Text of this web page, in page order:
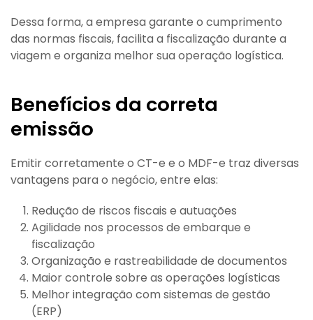
Dessa forma, a empresa garante o cumprimento
das normas fiscais, facilita a fiscalização durante a
viagem e organiza melhor sua operação logística.
Benefícios da correta
emissão
Emitir corretamente o CT-e e o MDF-e traz diversas
vantagens para o negócio, entre elas:
Redução de riscos fiscais e autuações
Agilidade nos processos de embarque e
fiscalização
Organização e rastreabilidade de documentos
Maior controle sobre as operações logísticas
Melhor integração com sistemas de gestão
(ERP)